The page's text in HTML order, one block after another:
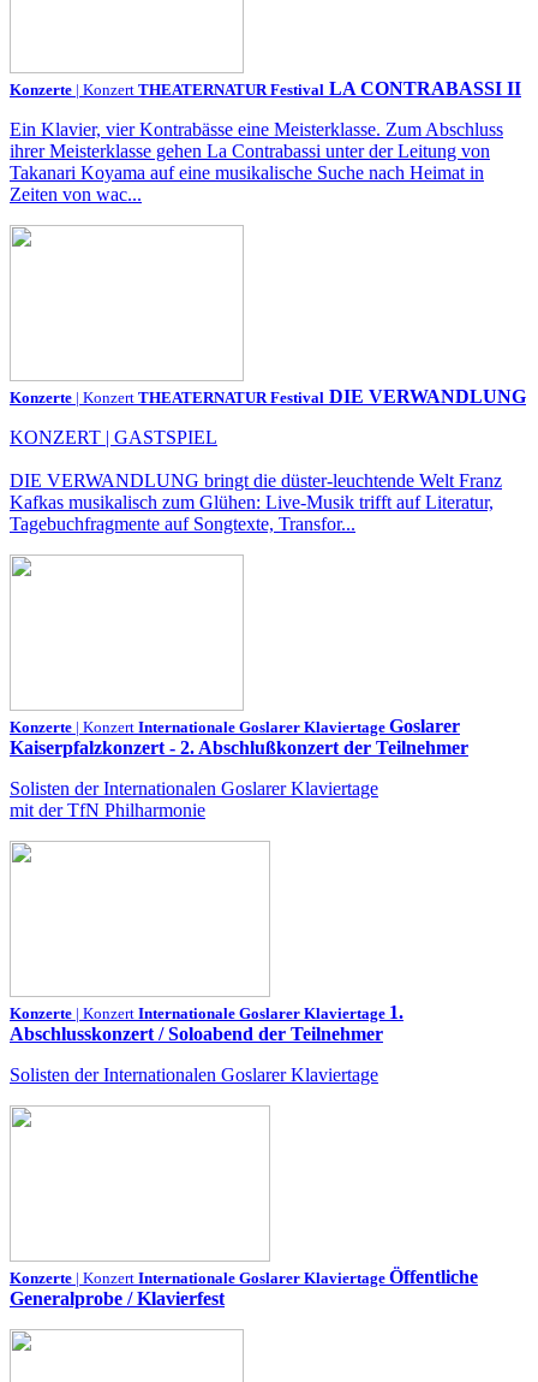
Konzerte | Konzert THEATERNATUR Festival LA CONTRABASSI II
Ein Klavier, vier Kontrabässe eine Meisterklasse. Zum Abschluss
ihrer Meisterklasse gehen La Contrabassi unter der Leitung von
Takanari Koyama auf eine musikalische Suche nach Heimat in
Zeiten von wac...
Konzerte | Konzert THEATERNATUR Festival DIE VERWANDLUNG
KONZERT | GASTSPIEL
DIE VERWANDLUNG bringt die düster-leuchtende Welt Franz
Kafkas musikalisch zum Glühen: Live-Musik trifft auf Literatur,
Tagebuchfragmente auf Songtexte, Transfor...
Konzerte | Konzert Internationale Goslarer Klaviertage Goslarer
Kaiserpfalzkonzert - 2. Abschlußkonzert der Teilnehmer
Solisten der Internationalen Goslarer Klaviertage
mit der TfN Philharmonie
Konzerte | Konzert Internationale Goslarer Klaviertage 1.
Abschlusskonzert / Soloabend der Teilnehmer
Solisten der Internationalen Goslarer Klaviertage
Konzerte | Konzert Internationale Goslarer Klaviertage Öffentliche
Generalprobe / Klavierfest